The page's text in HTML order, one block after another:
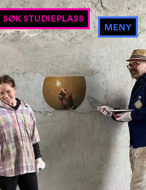
SØK STUDIEPLASS
MENY